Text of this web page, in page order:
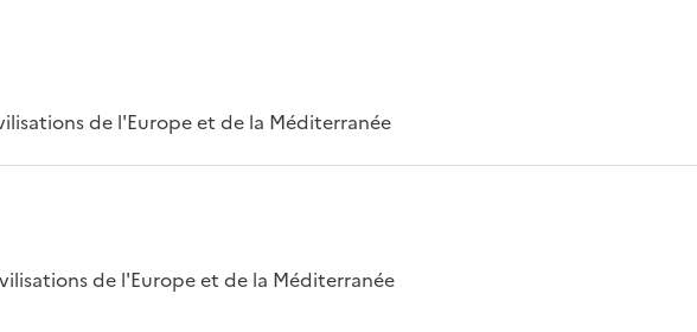
de l'Europe et de la Méditerranée
de l'Europe et de la Méditerranée